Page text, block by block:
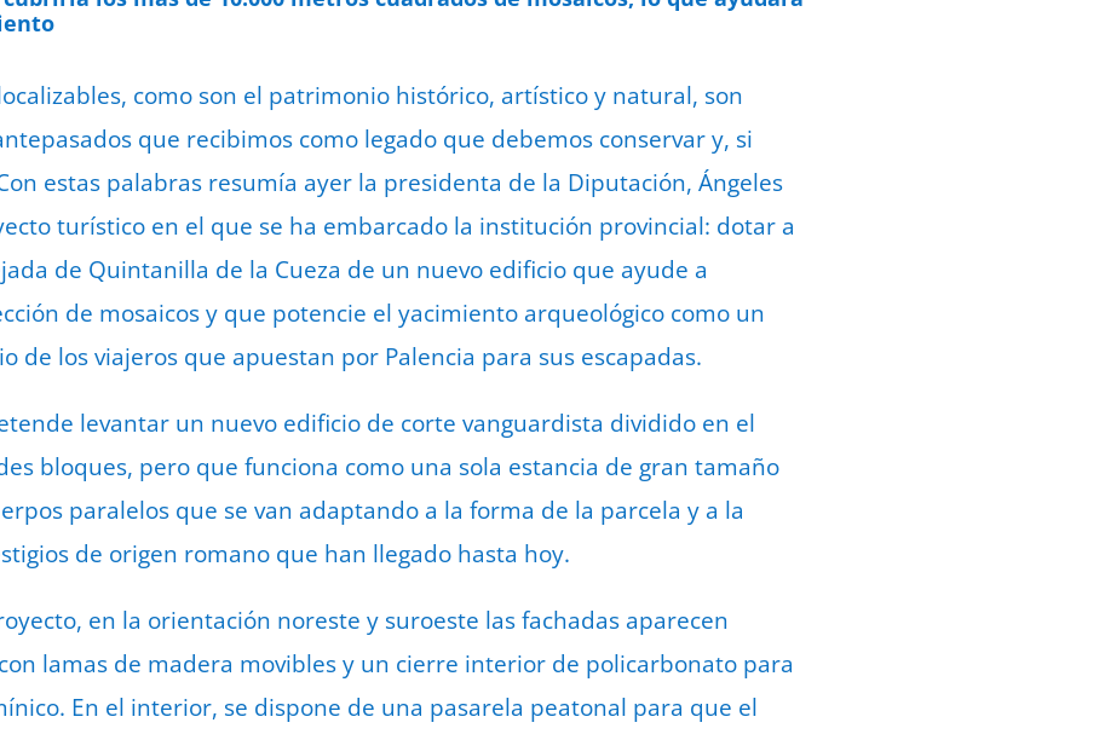
como son el patrimonio histórico, artístico y natural, son
que recibimos como legado que debemos conservar y, si
estas palabras resumía ayer la presidenta de la Diputación, Ángeles
turístico en el que se ha embarcado la institución provincial: dotar a
de Quintanilla de la Cueza de un nuevo edificio que ayude a
de mosaicos y que potencie el yacimiento arqueológico como un
de los viajeros que apuestan por Palencia para sus escapadas.
levantar un nuevo edificio de corte vanguardista dividido en el
bloques, pero que funciona como una sola estancia de gran tamaño
paralelos que se van adaptando a la forma de la parcela y a la
de origen romano que han llegado hasta hoy.
en la orientación noreste y suroeste las fachadas aparecen
lamas de madera movibles y un cierre interior de policarbonato para
En el interior, se dispone de una pasarela peatonal para que el